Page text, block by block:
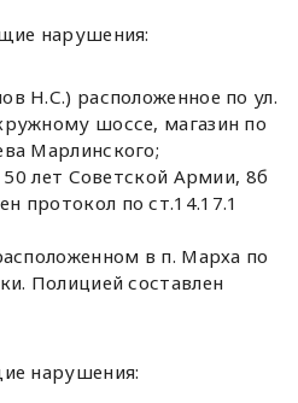
нарушения:
Н.С.) расположенное по ул.
шоссе, магазин по
Марлинского;
лет Советской Армии, 8б
протокол по ст.14.17.1
в п. Марха по
Полицией составлен
нарушения: